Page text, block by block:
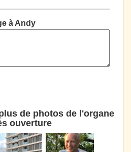
à Andy
de photos de l'organe
ouverture